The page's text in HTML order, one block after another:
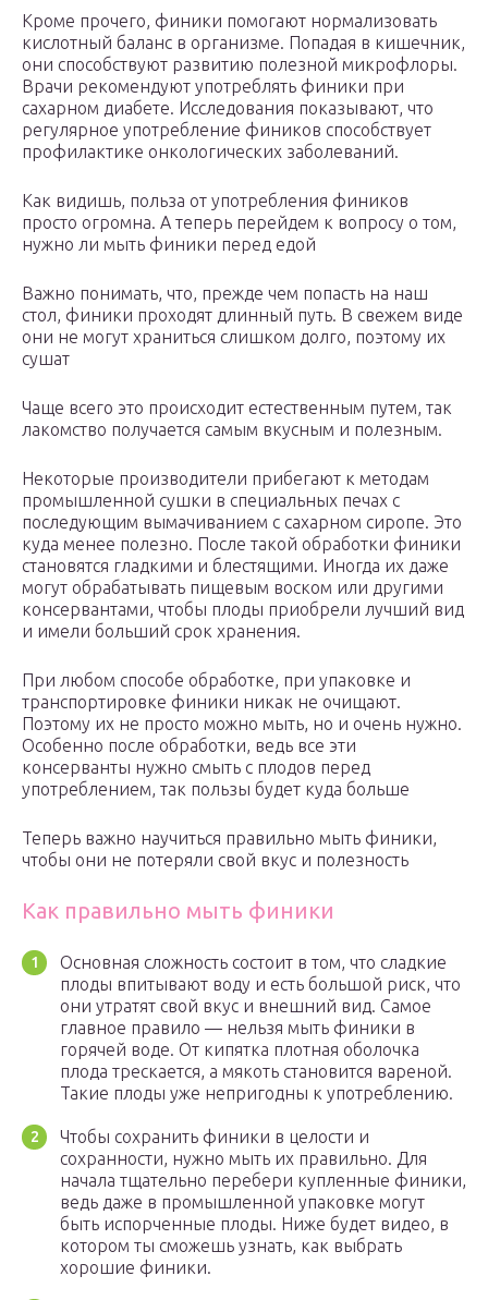
Кроме прочего, финики помогают нормализовать
кислотный баланс в организме. Попадая в кишечник,
они способствуют развитию полезной микрофлоры.
Врачи рекомендуют употреблять финики при
сахарном диабете. Исследования показывают, что
регулярное употребление фиников способствует
профилактике онкологических заболеваний.
Как видишь, польза от употребления фиников
просто огромна. А теперь перейдем к вопросу о том,
нужно ли мыть финики перед едой
Важно понимать, что, прежде чем попасть на наш
стол, финики проходят длинный путь. В свежем виде
они не могут храниться слишком долго, поэтому их
сушат
Чаще всего это происходит естественным путем, так
лакомство получается самым вкусным и полезным.
Некоторые производители прибегают к методам
промышленной сушки в специальных печах с
последующим вымачиванием с сахарном сиропе. Это
куда менее полезно. После такой обработки финики
становятся гладкими и блестящими. Иногда их даже
могут обрабатывать пищевым воском или другими
консервантами, чтобы плоды приобрели лучший вид
и имели больший срок хранения.
При любом способе обработке, при упаковке и
транспортировке финики никак не очищают.
Поэтому их не просто можно мыть, но и очень нужно.
Особенно после обработки, ведь все эти
консерванты нужно смыть с плодов перед
употреблением, так пользы будет куда больше
Теперь важно научиться правильно мыть финики,
чтобы они не потеряли свой вкус и полезность
Как правильно мыть финики
Основная сложность состоит в том, что сладкие
плоды впитывают воду и есть большой риск, что
они утратят свой вкус и внешний вид. Самое
главное правило — нельзя мыть финики в
горячей воде. От кипятка плотная оболочка
плода трескается, а мякоть становится вареной.
Такие плоды уже непригодны к употреблению.
Чтобы сохранить финики в целости и
сохранности, нужно мыть их правильно. Для
начала тщательно перебери купленные финики,
ведь даже в промышленной упаковке могут
быть испорченные плоды. Ниже будет видео, в
котором ты сможешь узнать, как выбрать
хорошие финики.